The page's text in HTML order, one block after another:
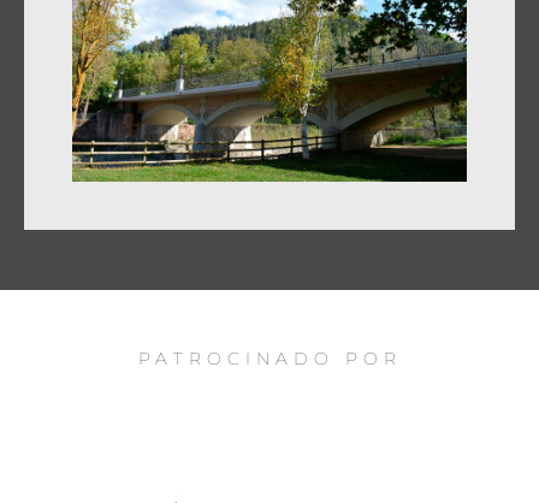
PATROCINADO POR